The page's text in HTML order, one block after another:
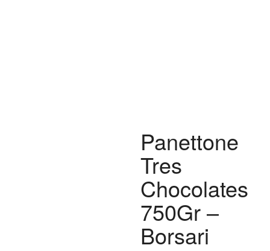
Panettone
Tres
Chocolates
750Gr –
Borsari